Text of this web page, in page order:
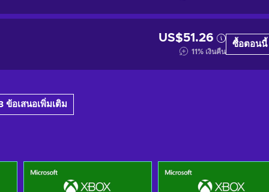
US$51.26
11% เงินคืน
ซื้อตอนนี้
ข้อเสนอเพิ่มเติม